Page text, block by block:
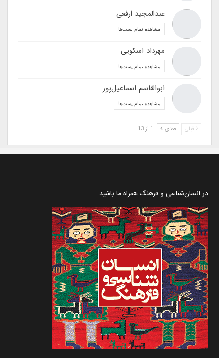
عبدالمجید ارفعی
مشاهده تمام پست‌ها
مهرداد اسکویی
مشاهده تمام پست‌ها
ابوالقاسم اسماعیل‌پور
مشاهده تمام پست‌ها
قبلی بعدی
در انسان‌شناسی و فرهنگ همراه ما باشید